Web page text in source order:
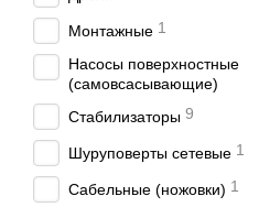
Монтажные 1
Насосы поверхностные
(самовсасывающие)
Стабилизаторы 9
Шуруповерты сетевые 1
Сабельные (ножовки) 1